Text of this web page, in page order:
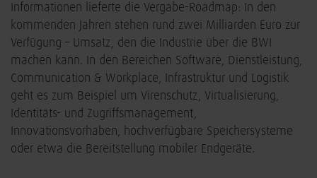
Informationen lieferte die Vergabe-Roadmap: In den
kommenden Jahren stehen rund zwei Milliarden Euro zur
Verfügung – Umsatz, den die Industrie über die BWI
machen kann. In den Bereichen Software, Dienstleistung,
Communication & Workplace, Infrastruktur und Logistik
geht es zum Beispiel um Virenschutz, Virtualisierung,
Identitäts- und Zugriffsmanagement,
Innovationsvorhaben, hochverfügbare Speichersysteme
oder etwa die Bereitstellung mobiler Endgeräte.